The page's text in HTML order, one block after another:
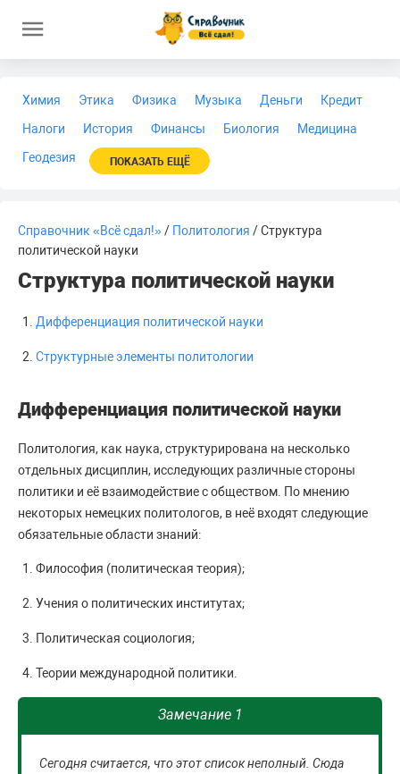
Химия Этика Физика Музыка Деньги
Кредит
Налоги
История Финансы Биология
Медицина
Геодезия
ПОКАЗАТЬ ЕЩЁ
Справочник «Всё сдал!»/ Политология / Структура
политической науки
Структура политической науки
Дифференциация политической науки
Структурные элементы политологии
Дифференциация политической науки
Политология, как наука, структурирована на несколько
отдельных дисциплин, исследующих различные стороны
политики и её взаимодействие с обществом. По мнению
некоторых немецких политологов, в неё входят следующие
обязательные области знаний:
Философия (политическая теория);
Учения о политических институтах;
Политическая социология;
Теории международной политики.
Замечание 1
Сегодня считается, что этот список неполный. Сюда